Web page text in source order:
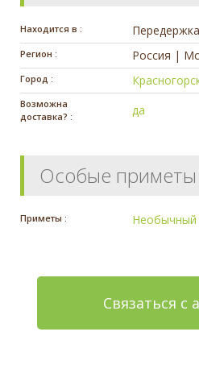
Находится в : Передержка
Регион : Россия |
Город :
Возможна
доставка? :
да
Особые приметы
Приметы : Необычный
Связаться с